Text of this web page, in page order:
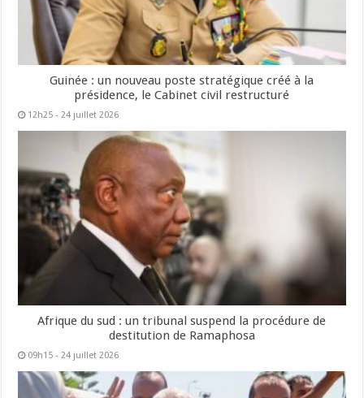
Guinée : un nouveau poste stratégique créé à la
présidence, le Cabinet civil restructuré
12h25 - 24 juillet 2026
Afrique du sud : un tribunal suspend la procédure de
destitution de Ramaphosa
09h15 - 24 juillet 2026